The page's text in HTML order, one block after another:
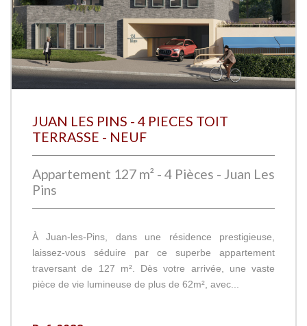
JUAN LES PINS - 4 PIECES TOIT
TERRASSE - NEUF
Appartement 127 m² - 4 Pièces - Juan Les
Pins
À Juan-les-Pins, dans une résidence prestigieuse,
laissez-vous séduire par ce superbe appartement
traversant de 127 m². Dès votre arrivée, une vaste
pièce de vie lumineuse de plus de 62m², avec...